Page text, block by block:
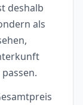
deshalb
als